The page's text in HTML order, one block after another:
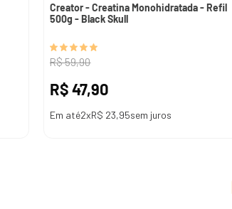
Creator - Creatina Monohidratada - Refil
500g - Black Skull
R$59,90
R$ 47,90
Em até2xR$ 23,95sem juros
ADICIONAR AO CARRINHO